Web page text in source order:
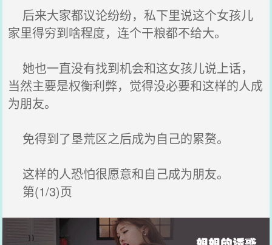
后来大家都议论纷纷，私下里说这个女孩儿
家里得穷到啥程度，连个干粮都不给大。
她也一直没有找到机会和这女孩儿说上话，
当然主要是权衡利弊，觉得没必要和这样的人成
为朋友。
免得到了垦荒区之后成为自己的累赘。
这样的人恐怕很愿意和自己成为朋友。
第(1/3)页